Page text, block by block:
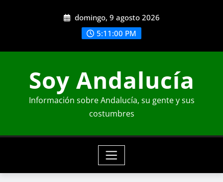
domingo, 9 agosto 2026
5:11:02 PM
Soy Andalucía
Información sobre Andalucía, su gente y sus
costumbres